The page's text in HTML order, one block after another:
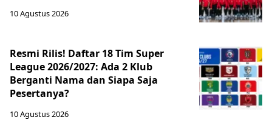
10 Agustus 2026
Resmi Rilis! Daftar 18 Tim Super
League 2026/2027: Ada 2 Klub
Berganti Nama dan Siapa Saja
Pesertanya?
10 Agustus 2026